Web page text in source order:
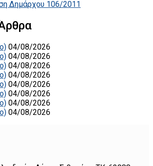
Δημάρχου 106/2011
04/08/2026
04/08/2026
04/08/2026
04/08/2026
04/08/2026
04/08/2026
04/08/2026
04/08/2026